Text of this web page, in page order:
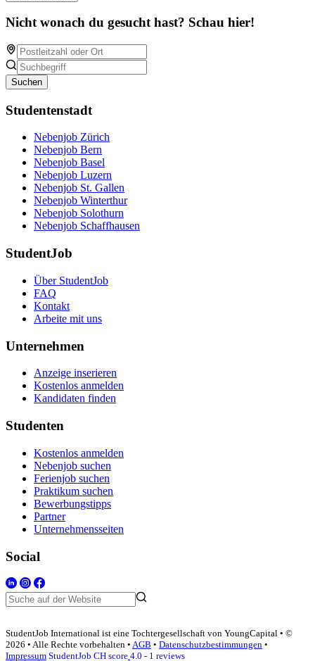
Nicht wonach du gesucht hast? Schau hier!
Suchen
Studentenstadt
Nebenjob Zürich
Nebenjob Bern
Nebenjob Basel
Nebenjob Luzern
Nebenjob St. Gallen
Nebenjob Winterthur
Nebenjob Solothurn
Nebenjob Schaffhausen
StudentJob
Über StudentJob
FAQ
Kontakt
Arbeite mit uns
Unternehmen
Anzeige inserieren
Kostenlos anmelden
Kandidaten finden
Studenten
Kostenlos anmelden
Nebenjob suchen
Ferienjob suchen
Praktikum suchen
Bewerbungstipps
Partner
Unternehmensseiten
Social
StudentJob International ist eine Tochtergesellschaft von YoungCapital • ©
2026 • Alle Rechte vorbehalten • AGB • Datenschutzbestimmungen •
Impressum StudentJob CH score 4.0 - 1 reviews